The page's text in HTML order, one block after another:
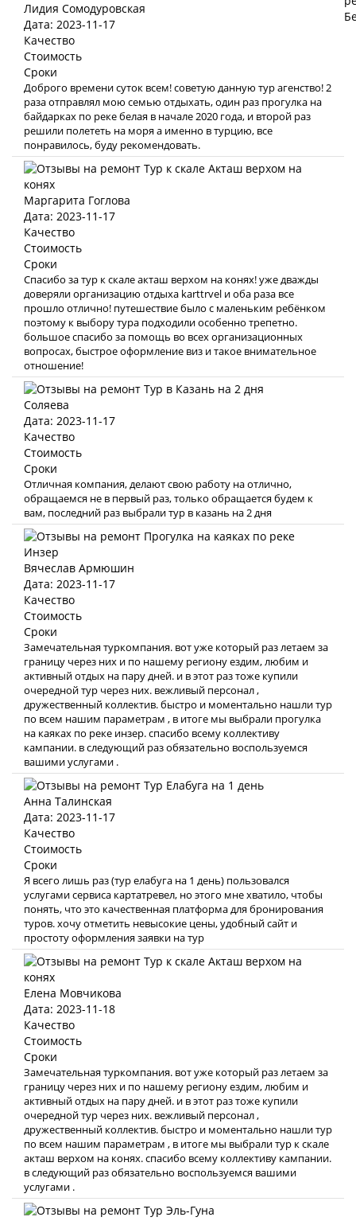
Лидия Сомодуровская
Дата: 2023-11-17
Качество
Стоимость
Сроки
Доброго времени суток всем! советую данную тур агенство! 2
раза отправлял мою семью отдыхать, один раз прогулка на
байдарках по реке белая в начале 2020 года, и второй раз
решили полететь на моря а именно в турцию, все
понравилось, буду рекомендовать.
Маргарита Гоглова
Дата: 2023-11-17
Качество
Стоимость
Сроки
Спасибо за тур к скале акташ верхом на конях! уже дважды
доверяли организацию отдыха karttrvel и оба раза все
прошло отлично! путешествие было с маленьким ребёнком
поэтому к выбору тура подходили особенно трепетно.
большое спасибо за помощь во всех организационных
вопросах, быстрое оформление виз и такое внимательное
отношение!
Соляева
Дата: 2023-11-17
Качество
Стоимость
Сроки
Отличная компания, делают свою работу на отлично,
обращаемся не в первый раз, только обращается будем к
вам, последний раз выбрали тур в казань на 2 дня
Вячеслав Армюшин
Дата: 2023-11-17
Качество
Стоимость
Сроки
Замечательная туркомпания. вот уже который раз летаем за
границу через них и по нашему региону ездим, любим и
активный отдых на пару дней. и в этот раз тоже купили
очередной тур через них. вежливый персонал ,
дружественный коллектив. быстро и моментально нашли тур
по всем нашим параметрам , в итоге мы выбрали прогулка
на каяках по реке инзер. спасибо всему коллективу
кампании. в следующий раз обязательно воспользуемся
вашими услугами .
Анна Талинская
Дата: 2023-11-17
Качество
Стоимость
Сроки
Я всего лишь раз (тур елабуга на 1 день) пользовался
услугами сервиса картатревел, но этого мне хватило, чтобы
понять, что это качественная платформа для бронирования
туров. хочу отметить невысокие цены, удобный сайт и
простоту оформления заявки на тур
Елена Мовчикова
Дата: 2023-11-18
Качество
Стоимость
Сроки
Замечательная туркомпания. вот уже который раз летаем за
границу через них и по нашему региону ездим, любим и
активный отдых на пару дней. и в этот раз тоже купили
очередной тур через них. вежливый персонал ,
дружественный коллектив. быстро и моментально нашли тур
по всем нашим параметрам , в итоге мы выбрали тур к скале
акташ верхом на конях. спасибо всему коллективу кампании.
в следующий раз обязательно воспользуемся вашими
услугами .